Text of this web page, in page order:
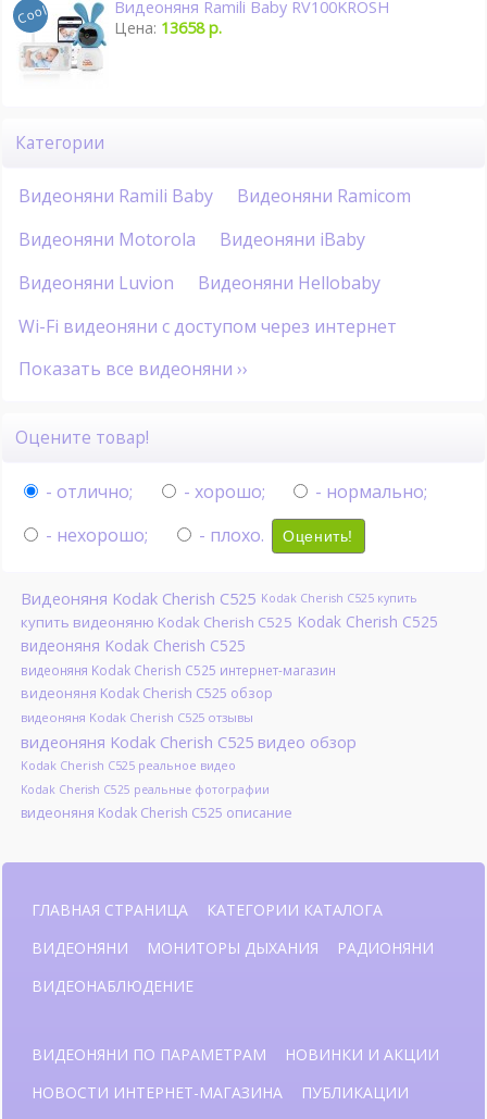
Видеоняня Ramili Baby RV100KROSH
Цена: 13658 р.
Категории
Видеоняни Ramili Baby
Видеоняни Ramicom
Видеоняни Motorola
Видеоняни iBaby
Видеоняни Luvion
Видеоняни Hellobaby
Wi-Fi видеоняни с доступом через интернет
Показать все видеоняни ››
Оцените товар!
- отлично; - хорошо;
- нормально;
- нехорошо;
- плохо. Оценить!
Видеоняня Kodak Cherish C525 Kodak Cherish C525 купить
купить видеоняню Kodak Cherish C525 Kodak Cherish C525
видеоняня Kodak Cherish C525
видеоняня Kodak Cherish C525 интернет-магазин
видеоняня Kodak Cherish C525 обзор
видеоняня Kodak Cherish C525 отзывы
видеоняня Kodak Cherish C525 видео обзор
Kodak Cherish C525 реальное видео
Kodak Cherish C525 реальные фотографии
видеоняня Kodak Cherish C525 описание
ГЛАВНАЯ СТРАНИЦА
КАТЕГОРИИ КАТАЛОГА
ВИДЕОНЯНИ
МОНИТОРЫ ДЫХАНИЯ
РАДИОНЯНИ
ВИДЕОНАБЛЮДЕНИЕ
ВИДЕОНЯНИ ПО ПАРАМЕТРАМ
НОВИНКИ И АКЦИИ
НОВОСТИ ИНТЕРНЕТ-МАГАЗИНА
ПУБЛИКАЦИИ